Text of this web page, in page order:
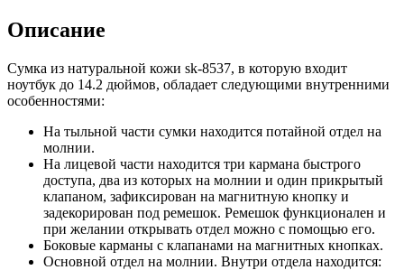
Описание
Сумка из натуральной кожи sk-8537, в которую входит
ноутбук до 14.2 дюймов, обладает следующими внутренними
особенностями:
На тыльной части сумки находится потайной отдел на
молнии.
На лицевой части находится три кармана быстрого
доступа, два из которых на молнии и один прикрытый
клапаном, зафиксирован на магнитную кнопку и
задекорирован под ремешок. Ремешок функционален и
при желании открывать отдел можно с помощью его.
Боковые карманы с клапанами на магнитных кнопках.
Основной отдел на молнии. Внутри отдела находится: